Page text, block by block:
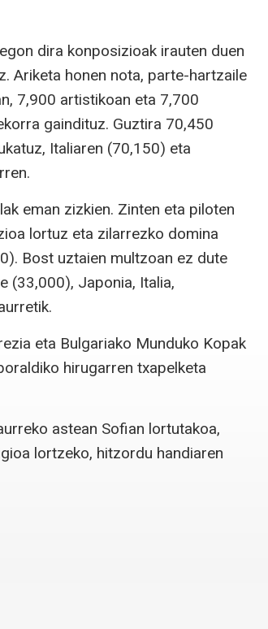
dira konposizioak irauten duen
Ariketa honen nota, parte-hartzaile
7,900 artistikoan eta 7,700
gaindituz. Guztira 70,450
Italiaren (70,150) eta
eman zizkien. Zinten eta piloten
lortuz eta zilarrezko domina
Bost uztaien multzoan ez dute
(33,000), Japonia, Italia,
eta Bulgariako Munduko Kopak
hirugarren txapelketa
astean Sofian lortutakoa,
lortzeko, hitzordu handiaren